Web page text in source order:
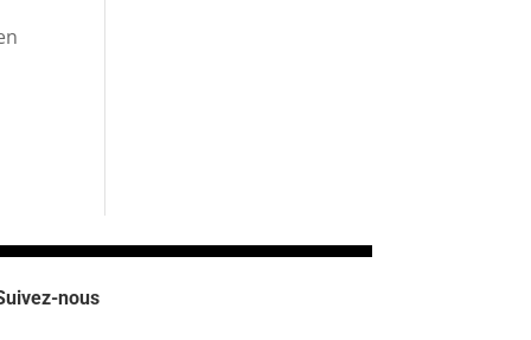
nous